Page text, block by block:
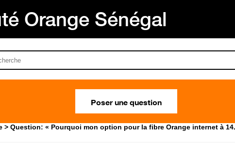
Orange Sénégal
Poser une question
Question: « Pourquoi mon option pour la fibre Orange internet à